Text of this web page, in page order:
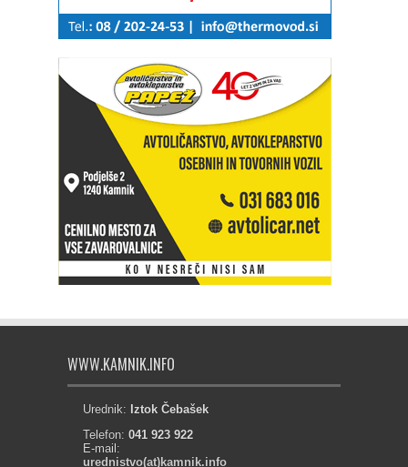
WWW.KAMNIK.INFO
Urednik: Iztok Čebašek
Telefon: 041 923 922
E-mail:
urednistvo(at)kamnik.info